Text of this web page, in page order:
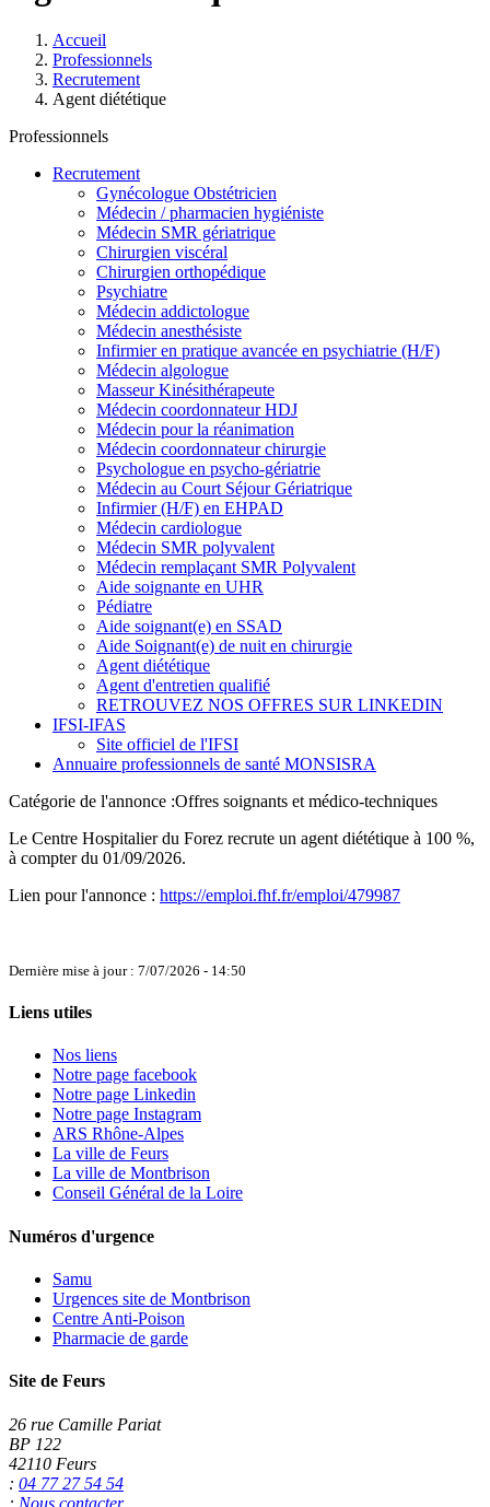
Accueil
Professionnels
Recrutement
Agent diététique
Professionnels
Recrutement
Gynécologue Obstétricien
Médecin / pharmacien hygiéniste
Médecin SMR gériatrique
Chirurgien viscéral
Chirurgien orthopédique
Psychiatre
Médecin addictologue
Médecin anesthésiste
Infirmier en pratique avancée en psychiatrie (H/F)
Médecin algologue
Masseur Kinésithérapeute
Médecin coordonnateur HDJ
Médecin pour la réanimation
Médecin coordonnateur chirurgie
Psychologue en psycho-gériatrie
Médecin au Court Séjour Gériatrique
Infirmier (H/F) en EHPAD
Médecin cardiologue
Médecin SMR polyvalent
Médecin remplaçant SMR Polyvalent
Aide soignante en UHR
Pédiatre
Aide soignant(e) en SSAD
Aide Soignant(e) de nuit en chirurgie
Agent diététique
Agent d'entretien qualifié
RETROUVEZ NOS OFFRES SUR LINKEDIN
IFSI-IFAS
Site officiel de l'IFSI
Annuaire professionnels de santé MONSISRA
Catégorie de l'annonce :Offres soignants et médico-techniques
Le Centre Hospitalier du Forez recrute un agent diététique à 100 %,
à compter du 01/09/2026.
Lien pour l'annonce : https://emploi.fhf.fr/emploi/479987
Dernière mise à jour : 7/07/2026 - 14:50
Liens utiles
Nos liens
Notre page facebook
Notre page Linkedin
Notre page Instagram
ARS Rhône-Alpes
La ville de Feurs
La ville de Montbrison
Conseil Général de la Loire
Numéros d'urgence
Samu
Urgences site de Montbrison
Centre Anti-Poison
Pharmacie de garde
Site de Feurs
26 rue Camille Pariat
BP 122
42110 Feurs
: 04 77 27 54 54
: Nous contacter...